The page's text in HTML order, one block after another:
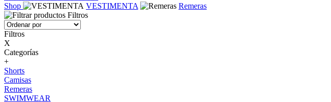
Shop
VESTIMENTA
Remeras
Filtros
Filtros
X
Categorías
+
Shorts
Camisas
Remeras
SWIMWEAR